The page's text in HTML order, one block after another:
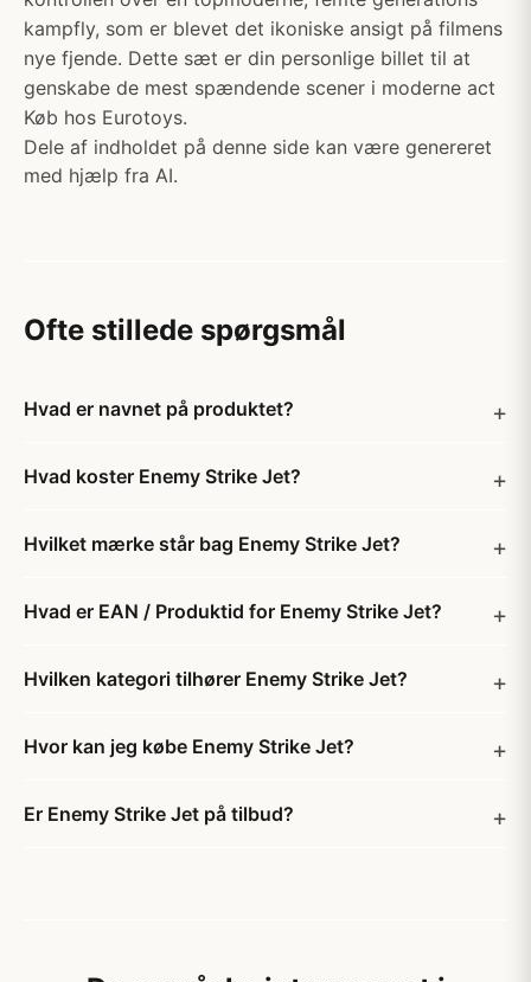
kampfly, som er blevet det ikoniske ansigt på filmens
nye fjende. Dette sæt er din personlige billet til at
genskabe de mest spændende scener i moderne act
Køb hos Eurotoys.
Dele af indholdet på denne side kan være genereret
med hjælp fra AI.
Ofte stillede spørgsmål
Hvad er navnet på produktet?
Hvad koster Enemy Strike Jet?
Hvilket mærke står bag Enemy Strike Jet?
Hvad er EAN / Produktid for Enemy Strike Jet?
Hvilken kategori tilhører Enemy Strike Jet?
Hvor kan jeg købe Enemy Strike Jet?
Er Enemy Strike Jet på tilbud?